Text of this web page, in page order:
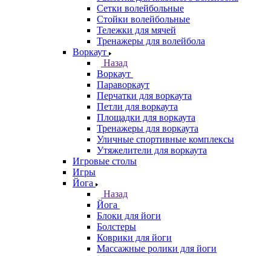
Сетки волейбольные
Стойки волейбольные
Тележки для мячей
Тренажеры для волейбола
Воркаут
Назад
Воркаут
Параворкаут
Перчатки для воркаута
Петли для воркаута
Площадки для воркаута
Тренажеры для воркаута
Уличные спортивные комплексы
Утяжелители для воркаута
Игровые столы
Игры
Йога
Назад
Йога
Блоки для йоги
Болстеры
Коврики для йоги
Массажные ролики для йоги